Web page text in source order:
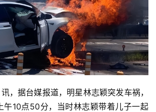
，据台媒报道，明星林志颖突发车祸，
午10点50分，当时林志颖带着儿子一起